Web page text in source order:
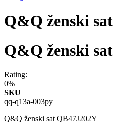
Q&Q ženski
Q&Q ženski
Rating:
0%
SKU
qq-q13a-003py
Q&Q ženski sat QB47J202Y